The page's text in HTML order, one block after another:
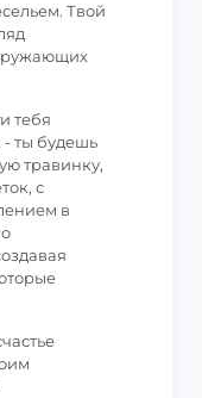
Твой
тебя
- ты будешь
травинку,
с
в